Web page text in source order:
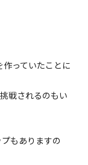
っていたことに
戦されるのもい
もありますの